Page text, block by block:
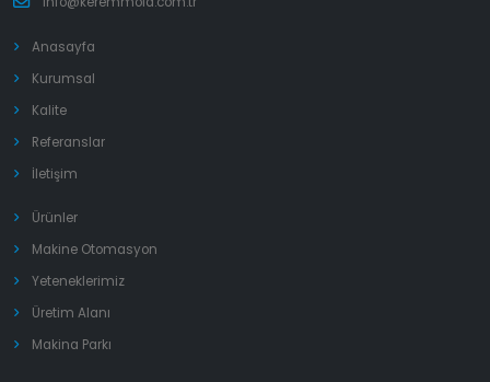
Anasayfa
Kurumsal
Kalite
Referanslar
İletişim
Ürünler
Makine Otomasyon
Yeteneklerimiz
Üretim Alanı
Makina Parkı